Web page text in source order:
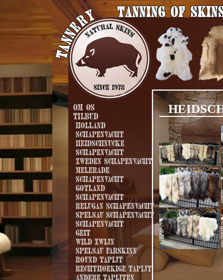
Om os
Tilbud
Holland
schapenvacht
Heidschnucke
schapenvacht
Zweden schapenvacht
Melerade
schapenvacht
Gotland
schapenvacht
Relugan schapenvacht
Spelsau schapenvacht
Schapenvacht
Geit
Wild zwijn
Spelsau farskinn
Round tapijt
Rechthoekige tapijt
Andere tapijten